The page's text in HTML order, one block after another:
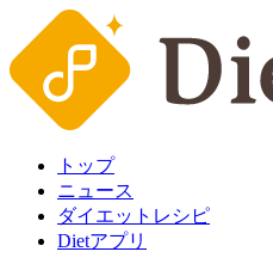
トップ
ニュース
ダイエットレシピ
Dietアプリ